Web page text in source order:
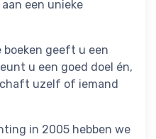
een unieke
boeken geeft u een
u een goed doel én,
uzelf of iemand
in 2005 hebben we